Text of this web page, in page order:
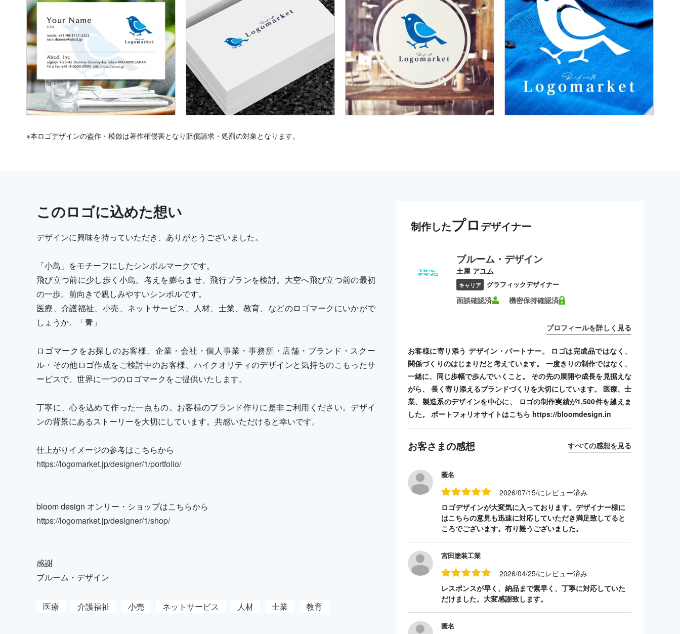
※本ロゴデザインの盗作・模倣は著作権侵害となり賠償請求・処罰の対象となります。
このロゴに込めた想い
デザインに興味を持っていただき、ありがとうございました。
「小鳥」をモチーフにしたシンボルマークです。
飛び立つ前に少し歩く小鳥。考えを膨らませ、飛行プランを検討。大空へ飛び立つ前の最初
の一歩。前向きで親しみやすいシンボルです。
医療、介護福祉、小売、ネットサービス、人材、士業、教育、などのロゴマークにいかがで
しょうか。「青」
ロゴマークをお探しのお客様、企業・会社・個人事業・事務所・店舗・ブランド・スクー
ル・その他ロゴ作成をご検討中のお客様、ハイクオリティのデザインと気持ちのこもったサ
ービスで、世界に一つのロゴマークをご提供いたします。
丁寧に、心を込めて作った一点もの。お客様のブランド作りに是非ご利用ください。デザイ
ンの背景にあるストーリーを大切にしています。共感いただけると幸いです。
仕上がりイメージの参考はこちらから
https://logomarket.jp/designer/1/portfolio/
bloom design オンリー・ショップはこちらから
https://logomarket.jp/designer/1/shop/
感謝
ブルーム・デザイン
医療 介護福祉 小売 ネットサービス 人材 士業 教育
制作したプロ デザイナー
ブルーム・デザイン
土屋 アユム
キャリア グラフィックデザイナー
面談確認済 機密保持確認済
プロフィールを詳しく見る
お客様に寄り添う デザイン・パートナー。 ロゴは完成品ではなく、
関係づくりのはじまりだと考えています。 一度きりの制作ではなく、
一緒に、同じ歩幅で歩んでいくこと。 その先の展開や成長を見据えな
がら、 長く寄り添えるブランドづくりを大切にしています。 医療、士
業、製造系のデザインを中心に、 ロゴの制作実績が1,500件を越えま
した。 ポートフォリオサイトはこちら https://bloomdesign.in
お客さまの感想 すべての感想を見る
匿名
2026/07/15/にレビュー済み
ロゴデザインが大変気に入っております。デザイナー様に
はこちらの意見も迅速に対応していただき満足致してると
ころでございます。有り難うございました。
宮田塗装工業
2026/04/25/にレビュー済み
レスポンスが早く、納品まで素早く、丁寧に対応していた
だけました。大変感謝致します。
匿名